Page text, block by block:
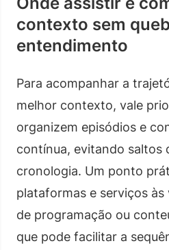
contexto sem
entendimento
Para acompanhar a
melhor contexto, vale
organizem episódios e
contínua, evitando saltos
cronologia. Um ponto
plataformas e serviços
de programação ou
que pode facilitar a